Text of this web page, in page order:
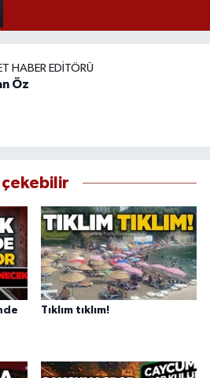
HABER EDITÖRÜ
Öz
çekebilir
Tıklım tıklım!